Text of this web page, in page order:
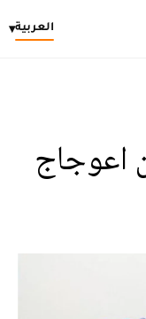
العربية▾
اعوجاج